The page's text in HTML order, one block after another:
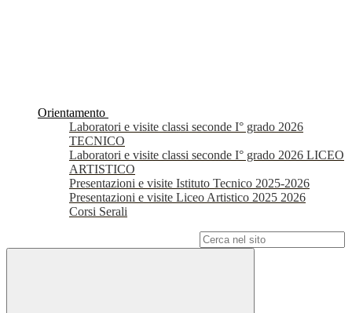
Orientamento
Laboratori e visite classi seconde I° grado 2026
TECNICO
Laboratori e visite classi seconde I° grado 2026 LICEO
ARTISTICO
Presentazioni e visite Istituto Tecnico 2025-2026
Presentazioni e visite Liceo Artistico 2025 2026
Corsi Serali